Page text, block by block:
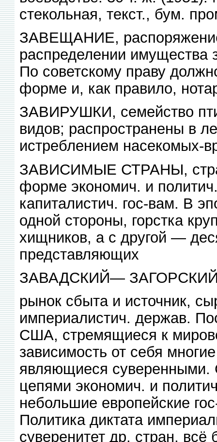
стекольная, текст., бум.
ЗАВЕЩАНИЕ,
распределении имущества
По советскому праву
форме и, как правило,
ЗАВИРУШКИ, семейство
видов; распространены в
истреблением насекомых-
ЗАВИСИМЫЕ СТРАНЫ,
форме экономич. и
капиталистич. гос-вам. В
одной стороны, горстка
хищников, а с другой —
представляющих
ЗАВАДСКИЙ—
рынок сбыта и источник,
империалистич. держав.
США, стремящиеся к
зависимость от себя
являющиеся
цепями экономич. и
небольшие европейские
Политика диктата
суверенитет др. стран,